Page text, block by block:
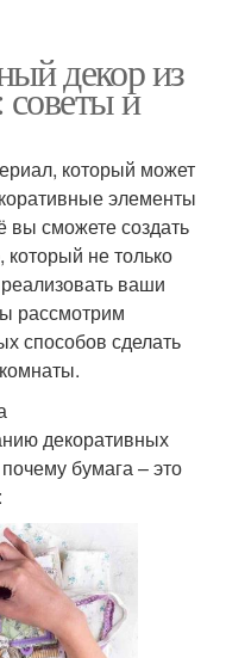
декор из
и
который может
элементы
сможете создать
не только
ваши
рассмотрим
способов сделать
декоративных
бумага – это